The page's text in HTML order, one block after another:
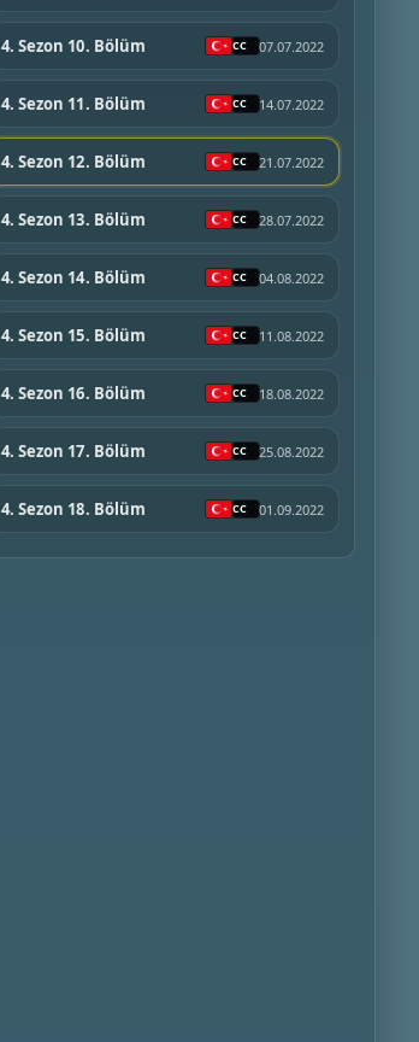
4. Sezon 10. Bölüm 07.07.2022
4. Sezon 11. Bölüm 14.07.2022
4. Sezon 12. Bölüm 21.07.2022
4. Sezon 13. Bölüm 28.07.2022
4. Sezon 14. Bölüm 04.08.2022
4. Sezon 15. Bölüm 11.08.2022
4. Sezon 16. Bölüm 18.08.2022
4. Sezon 17. Bölüm 25.08.2022
4. Sezon 18. Bölüm 01.09.2022